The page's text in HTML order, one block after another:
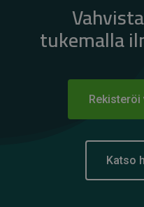
tukemalla
Katso